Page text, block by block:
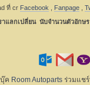
ที่ cr Facebook Fanpage,
าแลกเปลี่ยน นับจำนวนตัวอักษ
ค Room Autopartsร่วมแชร์